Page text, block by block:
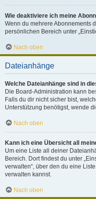
Wie deaktiviere ich meine
Wenn du mehrere Abonnements
persönlichen Bereich unter
Nach oben
Dateianhänge
Welche Dateianhänge sind in
Die Board-Administration kann
Falls du dir nicht sicher bist,
Unterstützung benötigst, wende
Nach oben
Kann ich eine Übersicht all
Um eine Liste all deiner
Bereich. Dort findest du unter
verwalten“, über den du eine
verwalten kannst.
Nach oben